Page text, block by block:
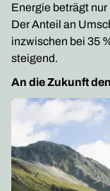
Energie beträgt
Der Anteil an
inzwischen bei 35
steigend.
An die Zukunft